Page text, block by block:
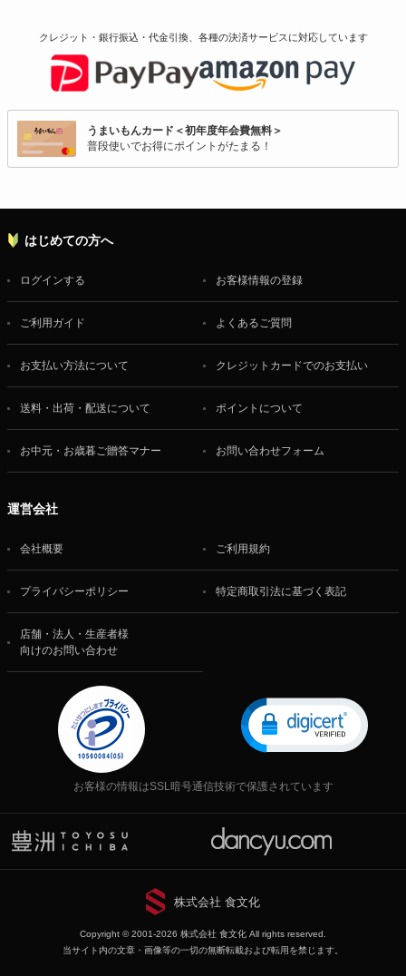
クレジット・銀行振込・代金引換、各種の決済サービスに対応しています
うまいもんカード＜初年度年会費無料＞
普段使いでお得にポイントがたまる！
はじめての方へ
ログインする お客様情報の登録
ご利用ガイド よくあるご質問
お支払い方法について クレジットカードでのお支払い
送料・出荷・配送について ポイントについて
お中元・お歳暮ご贈答マナー お問い合わせフォーム
運営会社
会社概要 ご利用規約
プライバシーポリシー 特定商取引法に基づく表記
店舗・法人・生産者様
向けのお問い合わせ
お客様の情報はSSL暗号通信技術で保護されています
株式会社 食文化
Copyright © 2001-2026 株式会社 食文化 All rights reserved.
当サイト内の文章・画像等の一切の無断転載および転用を禁じます。